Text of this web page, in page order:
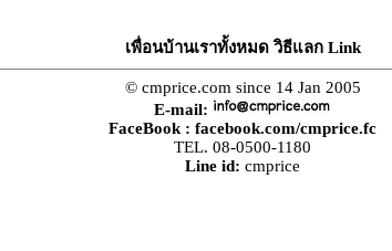
เพื่อนบ้านเราทั้งหมด วิธีแลก Link
© cmprice.com since 14 Jan 2005
E-mail:
FaceBook : facebook.com/cmprice.fc
TEL. 08-0500-1180
Line id: cmprice